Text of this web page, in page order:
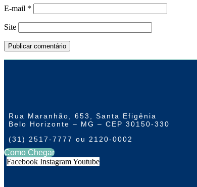
E-mail *
Site
Rua Maranhão, 653, Santa Efigênia
Belo Horizonte – MG – CEP 30150-330
(31) 2517-7777 ou 2120-0002
Como Chegar
Facebook InstagramYoutube